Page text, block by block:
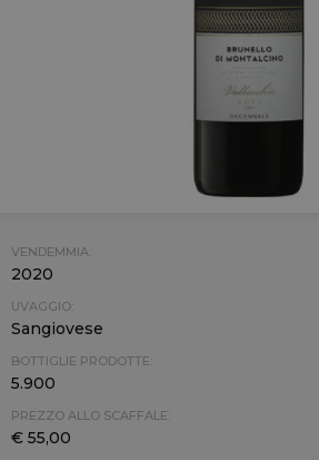
VENDEMMIA:
2020
UVAGGIO:
Sangiovese
BOTTIGLIE PRODOTTE:
5.900
PREZZO ALLO SCAFFALE:
€ 55,00